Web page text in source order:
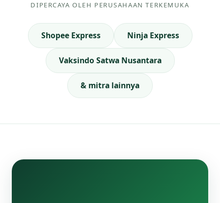
DIPERCAYA OLEH PERUSAHAAN TERKEMUKA
Shopee Express Ninja Express
Vaksindo Satwa Nusantara
& mitra lainnya